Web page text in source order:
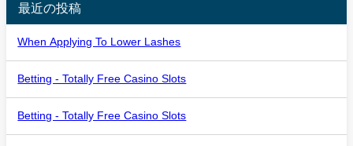
最近の投稿
When Applying To Lower Lashes
Betting - Totally Free Casino Slots
Betting - Totally Free Casino Slots